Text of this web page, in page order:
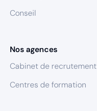
Conseil
Nos agences
Cabinet de recrutement
Centres de formation